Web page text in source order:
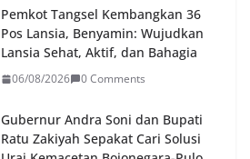
Pemkot Tangsel Kembangkan 36
Pos Lansia, Benyamin: Wujudkan
Lansia Sehat, Aktif, dan Bahagia
06/08/2026 0 Comments
Gubernur Andra Soni dan Bupati
Ratu Zakiyah Sepakat Cari Solusi